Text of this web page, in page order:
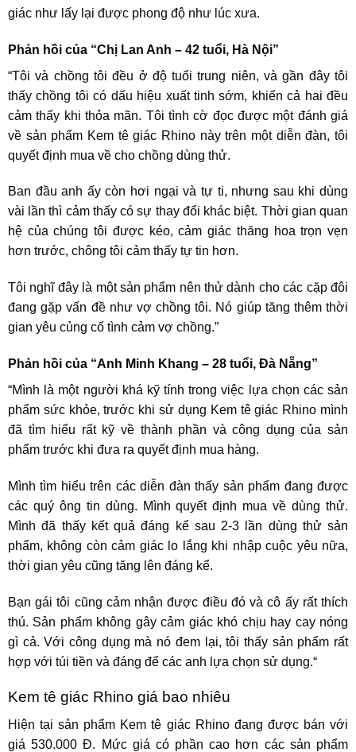
giác như lấy lại được phong độ như lúc xưa.
Phản hồi của “Chị Lan Anh – 42 tuổi, Hà Nội”
“Tôi và chồng tôi đều ở độ tuổi trung niên, và gần đây tôi
thấy chồng tôi có dấu hiệu xuất tinh sớm, khiến cả hai đều
cảm thấy khi thỏa mãn. Tôi tình cờ đọc được một đánh giá
về sản phẩm Kem tê giác Rhino này trên một diễn đàn, tôi
quyết định mua về cho chồng dùng thử.
Ban đầu anh ấy còn hơi ngại và tự ti, nhưng sau khi dùng
vài lần thì cảm thấy có sự thay đổi khác biệt. Thời gian quan
hệ của chúng tôi được kéo, cảm giác thăng hoa trọn vẹn
hơn trước, chông tôi cảm thấy tự tin hơn.
Tôi nghĩ đây là một sản phẩm nên thử dành cho các cặp đôi
đang gặp vấn đề như vợ chồng tôi. Nó giúp tăng thêm thời
gian yêu củng cố tình cảm vợ chồng.”
Phản hồi của “Anh Minh Khang – 28 tuổi, Đà Nẵng”
“Mình là một người khá kỹ tính trong việc lựa chọn các sản
phẩm sức khỏe, trước khi sử dụng Kem tê giác Rhino mình
đã tìm hiểu rất kỹ về thành phần và công dụng của sản
phẩm trước khi đưa ra quyết định mua hàng.
Mình tìm hiểu trên các diễn đàn thấy sản phẩm đang được
các quý ông tin dùng. Mình quyết định mua về dùng thử.
Mình đã thấy kết quả đáng kể sau 2-3 lần dùng thử sản
phẩm, không còn cảm giác lo lắng khi nhập cuộc yêu nữa,
thời gian yêu cũng tăng lên đáng kể.
Bạn gái tôi cũng cảm nhận được điều đó và cô ấy rất thích
thú. Sản phẩm không gây cảm giác khó chịu hay cay nóng
gì cả. Với công dụng mà nó đem lại, tôi thấy sản phẩm rất
hợp với túi tiền và đáng để các anh lựa chọn sử dụng.“
Kem tê giác Rhino giá bao nhiêu
Hiện tại sản phẩm Kem tê giác Rhinođang được bán với
giá 530.000 Đ. Mức giá có phần cao hơn các sản phẩm